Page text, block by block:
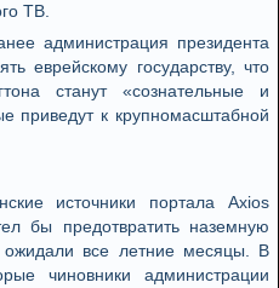
ТВ.
администрация президента
еврейскому государству, что
станут «сознательные и
приведут к крупномасштабной
источники портала Axios
бы предотвратить наземную
все летние месяцы. В
чиновники администрации